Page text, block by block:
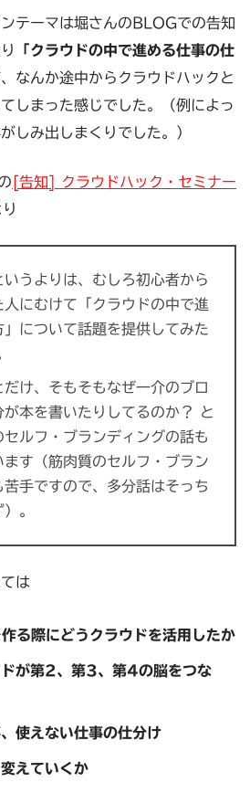
テーマは堀さんのBLOGでの告知
「クラウドの中で進める仕事の仕
なんか途中からクラウドハックと
しまった感じでした。（例によっ
しみ出しまくりでした。）
[告知] クラウドハック・セミナー
うよりは、むしろ初心者から
にむけて「クラウドの中で進
」について話題を提供してみた
だけ、そもそもなぜ一介のブロ
が本を書いたりしてるのか？ と
セルフ・ブランディングの話も
ます（筋肉質のセルフ・ブラン
苦手ですので、多分話はそっち
。
は
る際にどうクラウドを活用したか
が第2、第3、第4の脳をつな
使えない仕事の仕分け
えていくか